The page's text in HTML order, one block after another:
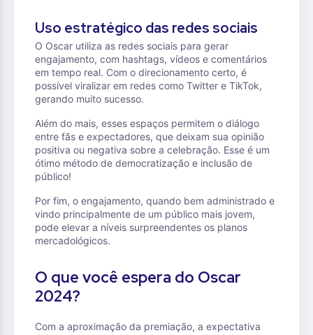
Uso estratégico das redes sociais
O Oscar utiliza as redes sociais para gerar
engajamento, com hashtags, vídeos e comentários
em tempo real. Com o direcionamento certo, é
possível viralizar em redes como Twitter e TikTok,
gerando muito sucesso.
Além do mais, esses espaços permitem o diálogo
entre fãs e expectadores, que deixam sua opinião
positiva ou negativa sobre a celebração. Esse é um
ótimo método de democratização e inclusão de
público!
Por fim, o engajamento, quando bem administrado e
vindo principalmente de um público mais jovem,
pode elevar a níveis surpreendentes os planos
mercadológicos.
O que você espera do Oscar
2024?
Com a aproximação da premiação, a expectativa